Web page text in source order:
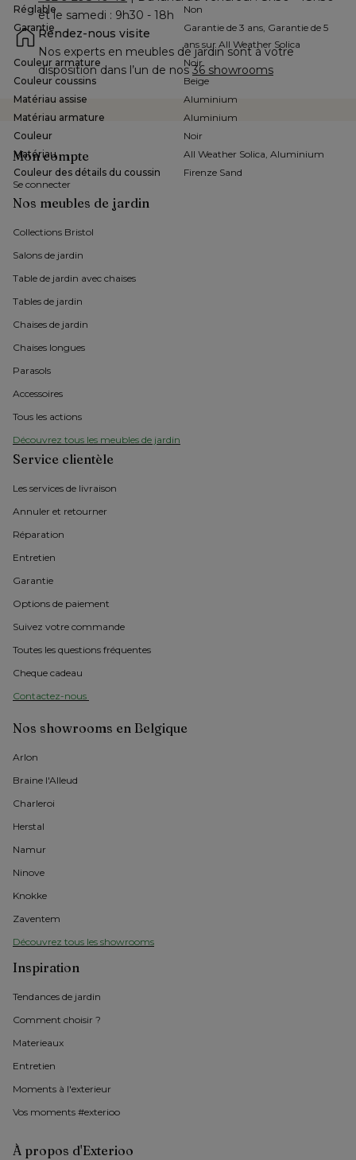
Réglable
Non
Garantie
Garantie de 3 ans, Garantie de 5
ans sur All Weather Solica
Couleur armature
Noir
Couleur coussins
Beige
Matériau assise
Aluminium
Matériau armature
Aluminium
Couleur
Noir
Matériau
All Weather Solica, Aluminium
Couleur des détails du coussin
Firenze Sand
et le samedi : 9h30 - 18h
Rendez-nous visite
Nos experts en meubles de jardin sont à votre
disposition dans l’un de nos 36 showrooms
Nos meubles de jardin
Collections Bristol
Salons de jardin
Table de jardin avec chaises
Tables de jardin
Chaises de jardin
Chaises longues
Parasols
Accessoires
Tous les actions
Découvrez tous les meubles de jardin
Service clientèle
Les services de livraison
Annuler et retourner
Réparation
Entretien
Garantie
Options de paiement
Suivez votre commande
Toutes les questions fréquentes
Cheque cadeau
Contactez-nous
Nos showrooms en Belgique
Arlon
Braine l'Alleud
Charleroi
Herstal
Namur
Ninove
Knokke
Zaventem
Découvrez tous les showrooms
Inspiration
Tendances de jardin
Comment choisir ?
Materieaux
Entretien
Moments à l'exterieur
Vos moments #exterioo
À propos d'Exterioo
Mon compte
Se connecter